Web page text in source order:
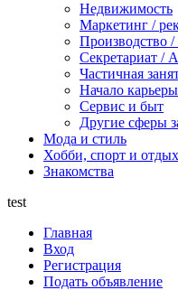
Недвижимость
Маркетинг /
Производство /
Секретариат /
Частичная
Начало
Сервис и быт
Другие сферы
Мода и стиль
Хобби, спорт и отдых
Знакомства
test
Главная
Вход
Регистрация
Подать объявление